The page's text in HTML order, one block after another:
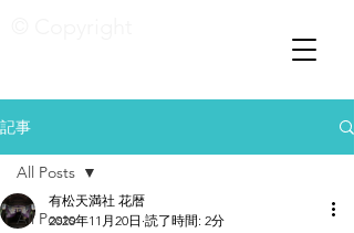
記事
All Posts
All Posts
有松天満社 花暦
2020年11月20日 読了時間: 2分